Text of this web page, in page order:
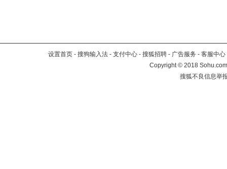
设置首页 - 搜狗输入法 - 支付中心 - 搜狐招聘 - 广告服务 - 客服中心
Copyright©2018
搜狐不良信息举